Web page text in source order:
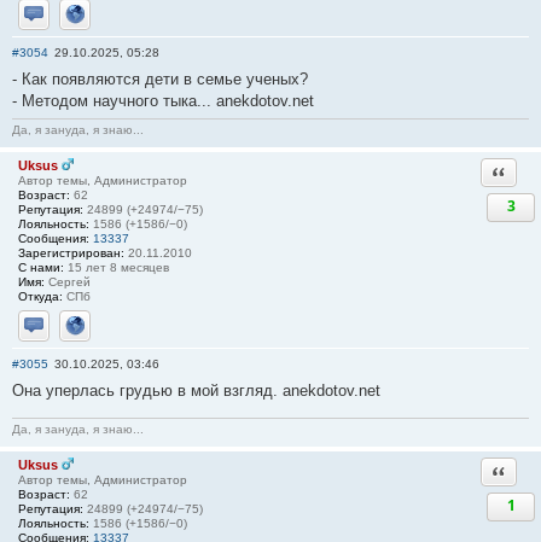
Отправить личное сообщение
Сайт
#3054 29.10.2025, 05:28
- Как появляются дети в семье ученых?
- Методом научного тыка... anekdotov.net
Да, я зануда, я знаю...
Uksus
Автор темы, Администратор
Возраст: 62
Репутация: 24899 (+24974/−75)
Лояльность: 1586 (+1586/−0)
Сообщения: 13337
Зарегистрирован: 20.11.2010
С нами: 15 лет 8 месяцев
Имя: Сергей
Откуда: СПб
Отправить личное сообщение
Сайт
3
#3055 30.10.2025, 03:46
Она уперлась грудью в мой взгляд. anekdotov.net
Да, я зануда, я знаю...
Uksus
Автор темы, Администратор
Возраст: 62
Репутация: 24899 (+24974/−75)
Лояльность: 1586 (+1586/−0)
Сообщения: 13337
1